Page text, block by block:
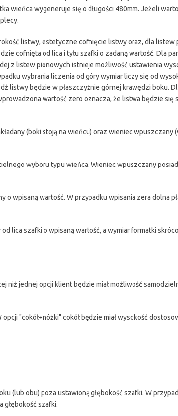
wieńca wygeneruje się o długości 480mm. Jeżeli
listwy, estetyczne cofnięcie listwy oraz, dla listew
cofnięta od lica i tyłu szafki o zadaną wartość. Dla
z listew pionowych istnieje możliwość ustawienia
wybrania liczenia od góry wymiar liczy się od
listwy będzie w płaszczyźnie górnej krawędzi boku.
wartość zero oznacza, że listwa będzie się
(boki stoją na wieńcu) oraz wieniec wpuszczany
wyboru typu wieńca. Wieniec wpuszczany
wpisaną wartość. W przypadku wpisania zera dolna
lica szafki o wpisaną wartość, a wymiar formatki
niż jednej opcji klient będzie miał możliwość
"cokół+nóżki" cokół będzie miał wysokość
(lub obu) poza ustawioną głębokość szafki. W
głębokość szafki.